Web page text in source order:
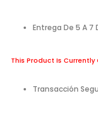
Entrega De 5 A 7
This Product Is
Transacción